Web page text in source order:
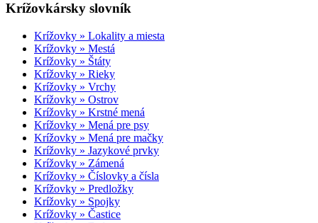
Krížovkársky slovník
Krížovky » Lokality a miesta
Krížovky » Mestá
Krížovky » Štáty
Krížovky » Rieky
Krížovky » Vrchy
Krížovky » Ostrov
Krížovky » Krstné mená
Krížovky » Mená pre psy
Krížovky » Mená pre mačky
Krížovky » Jazykové prvky
Krížovky » Zámená
Krížovky » Číslovky a čísla
Krížovky » Predložky
Krížovky » Spojky
Krížovky » Častice